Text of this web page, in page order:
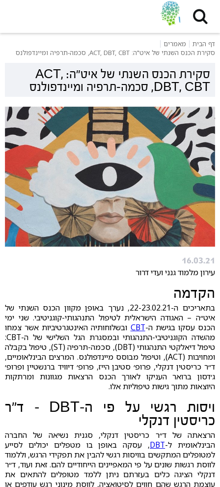
דף הבית
מאמרים
סקירת הכנס השנתי של איט"ה: ACT, DBT, CBT, סכמה-תרפיה ומיינדפולנס
סקירת הכנס השנתי של איט"ה: ACT,
DBT, CBT, סכמה-תרפיה ומיינדפולנס
16.03.21
עירון מלמוד גנני ועדי דרור
הקדמה
בתאריכים ה-22-23.02.21, נערך באופן מקוון הכנס השנתי של
איט״ה – האגודה הישראלית לטיפול התנהגותי-קוגניטיבי. שני ימי
הכנס עסקו בגישת ה-CBT ובשלוחותיה האינטגרטיביות אשר צמחו
מהשדה הקוגניטיבי-התנהגותי ובמסגרת הגל השלישי של ה-CBT:
טיפול דיאלקטי התנהגותי (DBT), סכמה-תרפיה (ST), טיפול בקבלה
ומחויבות (ACT), וטיפול מבוסס מיינדפולנס. המרצים הבינלאומיים,
ד״ר כריסטין דנקלי, פרופ׳ סטיבן הייז, פרופ׳ דיוויד ברנשטיין ופרופ׳
ג׳דסון ברואר העניקו לאורך הכנס הרצאות מגוונות ומרתקות
היוצאות מתוך גישות טיפוליות אלו.
ויסות רגשי על פי ה-DBT – ד״ר
כריסטין דנקלי
הרצאתה של ד״ר כריסטין דנקלי, סגנית נשיאה של החברה
הבינלאומית ל-DBT, עסקה באופן בו מטפלים יכולים לסייע
למטופלים המתקשים בוויסות רגשי להבין את תפקידי הרגש, וללמוד
לווסת רגשות שונים על פי המאפיינים הייחודיים להם. זאת ועוד, ד״ר
דנקלי הציגה כלים בעזרתם ניתן ללמד מטופלים להתאים את
עוצמת הרגש שהם חווים לסיטואציה, לווסת מינוני רגש עודפים או